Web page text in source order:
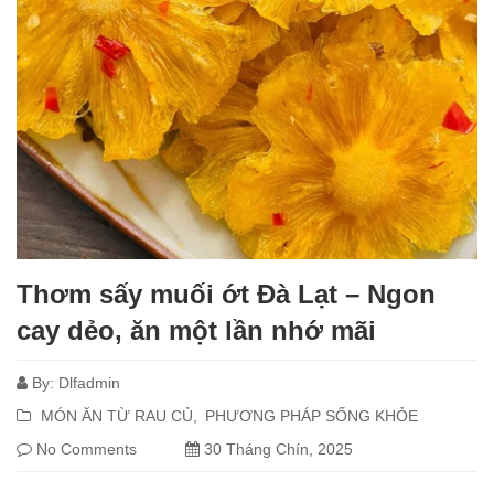
Thơm sấy muối ớt Đà Lạt – Ngon
cay dẻo, ăn một lần nhớ mãi
By: Dlfadmin
MÓN ĂN TỪ RAU CỦ
PHƯƠNG PHÁP SỐNG KHỎE
No Comments
30 Tháng Chín, 2025